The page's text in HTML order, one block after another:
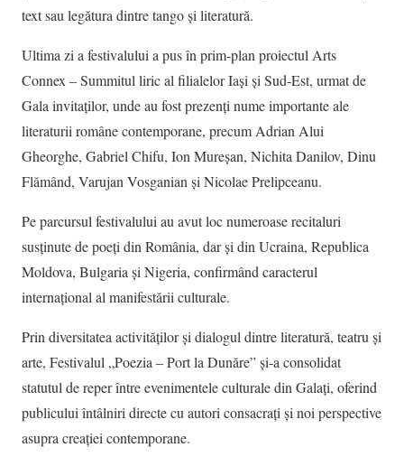
text sau legătura dintre tango și literatură.
Ultima zi a festivalului a pus în prim-plan proiectul Arts
Connex – Summitul liric al filialelor Iași și Sud-Est, urmat de
Gala invitaților, unde au fost prezenți nume importante ale
literaturii române contemporane, precum Adrian Alui
Gheorghe, Gabriel Chifu, Ion Mureșan, Nichita Danilov, Dinu
Flămând, Varujan Vosganian și Nicolae Prelipceanu.
Pe parcursul festivalului au avut loc numeroase recitaluri
susținute de poeți din România, dar și din Ucraina, Republica
Moldova, Bulgaria și Nigeria, confirmând caracterul
internațional al manifestării culturale.
Prin diversitatea activităților și dialogul dintre literatură, teatru și
arte, Festivalul „Poezia – Port la Dunăre” și-a consolidat
statutul de reper între evenimentele culturale din Galați, oferind
publicului întâlniri directe cu autori consacrați și noi perspective
asupra creației contemporane.